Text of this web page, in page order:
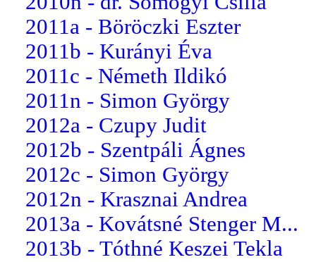
2011a - Böröczki Eszter
2011b - Kurányi Éva
2011c - Németh Ildikó
2011n - Simon György
2012a - Czupy Judit
2012b - Szentpáli Ágnes
2012c - Simon György
2012n - Krasznai Andrea
2013a - Kovátsné Stenger M...
2013b - Tóthné Keszei Tekla